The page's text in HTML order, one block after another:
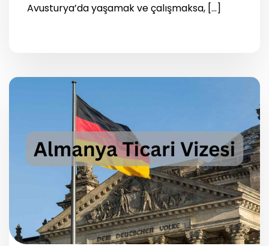
Avusturya’da yaşamak ve çalışmaksa, […]